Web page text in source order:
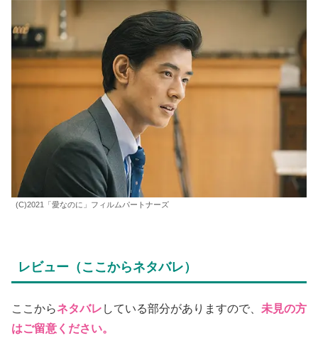
(C)2021「愛なのに」フィルムパートナーズ
レビュー（ここからネタバレ）
ここからネタバレ している部分がありますので、 未見の方
はご留意ください。